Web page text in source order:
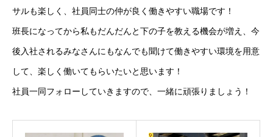
サルも楽しく、社員同士の仲が良く働きやすい職場です！
班長になってから私もだんだんと下の子を教える機会が増え、今
後入社されるみなさんにもなんでも聞けて働きやすい環境を用意
して、楽しく働いてもらいたいと思います！
社員一同フォローしていきますので、一緒に頑張りましょう！